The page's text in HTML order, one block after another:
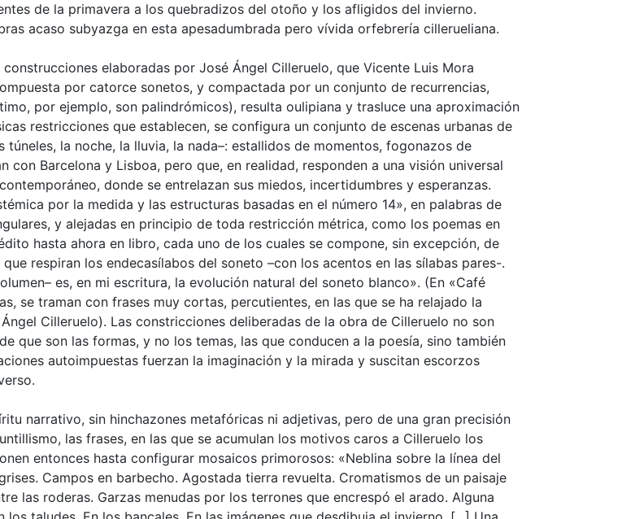
de la primavera a los quebradizos del otoño y los afligidos del invierno.
acaso subyazga en esta apesadumbrada pero vívida orfebrería cillerueliana.
elaboradas por José Ángel Cilleruelo, que Vicente Luis Mora
por catorce sonetos, y compactada por un conjunto de recurrencias,
por ejemplo, son palindrómicos), resulta oulipiana y trasluce una aproximación
restricciones que establecen, se configura un conjunto de escenas urbanas de
la noche, la lluvia, la nada–: estallidos de momentos, fogonazos de
con Barcelona y Lisboa, pero que, en realidad, responden a una visión universal
donde se entrelazan sus miedos, incertidumbres y esperanzas.
por la medida y las estructuras basadas en el número 14», en palabras de
y alejadas en principio de toda restricción métrica, como los poemas en
hasta ahora en libro, cada uno de los cuales se compone, sin excepción, de
respiran los endecasílabos del soneto –con los acentos en las sílabas pares-.
es, en mi escritura, la evolución natural del soneto blanco». (En «Café
se traman con frases muy cortas, percutientes, en las que se ha relajado la
Cilleruelo). Las constricciones deliberadas de la obra de Cilleruelo no son
que son las formas, y no los temas, las que conducen a la poesía, sino también
autoimpuestas fuerzan la imaginación y la mirada y suscitan escorzos
narrativo, sin hinchazones metafóricas ni adjetivas, pero de una gran precisión
las frases, en las que se acumulan los motivos caros a Cilleruelo los
entonces hasta configurar mosaicos primorosos: «Neblina sobre la línea del
Campos en barbecho. Agostada tierra revuelta. Cromatismos de un paisaje
las roderas. Garzas menudas por los terrones que encrespó el arado. Alguna